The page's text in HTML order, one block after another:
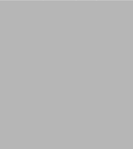
przewidział atrakcyjne nagrody
konkursu w przyszłym roku.